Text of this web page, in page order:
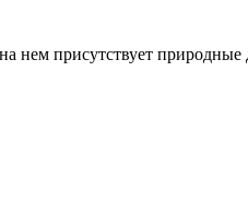
нем присутствует